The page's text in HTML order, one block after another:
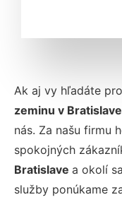
Ak aj vy hľadáte
zeminu v Bratislave
nás. Za našu firmu
spokojných
Bratislave a okolí
služby ponúkame